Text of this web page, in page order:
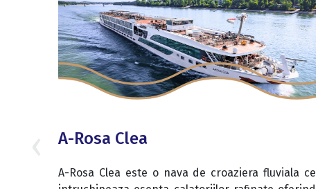
A-Rosa Clea
A-Rosa Clea este o nava de croaziera fluviala ce